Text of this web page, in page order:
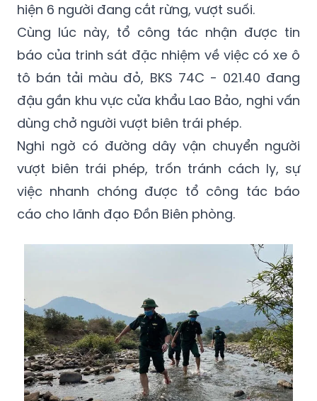
hiện 6 người đang cắt rừng, vượt suối.
Cùng lúc này, tổ công tác nhận được tin
báo của trinh sát đặc nhiệm về việc có xe ô
tô bán tải màu đỏ, BKS 74C - 021.40 đang
đậu gần khu vực cửa khẩu Lao Bảo, nghi vấn
dùng chở người vượt biên trái phép.
Nghi ngờ có đường dây vận chuyển người
vượt biên trái phép, trốn tránh cách ly, sự
việc nhanh chóng được tổ công tác báo
cáo cho lãnh đạo Đồn Biên phòng.